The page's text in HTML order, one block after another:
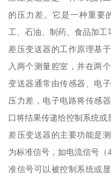
的压力差。它是一种重要
工、石油、制药、食品加工
差压变送器的工作原理基
入两个测量腔室，并在两
变送器通常由传感器、电
压力差，电子电路将传感
口将结果传递给控制系统或
差压变送器的主要功能是
为标准信号，如电流信号（
准信号可以被控制系统或